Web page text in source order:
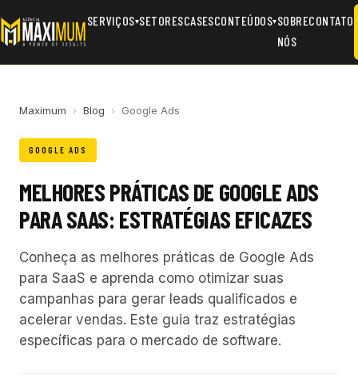
SERVIÇOS▾SETORESCASESCONTEÚDOS▾SOBRE
NÓS
CONTATO
Maximum › Blog › Google Ads
GOOGLE ADS
MELHORES PRÁTICAS DE GOOGLE ADS
PARA SAAS: ESTRATÉGIAS EFICAZES
Conheça as melhores práticas de Google Ads
para SaaS e aprenda como otimizar suas
campanhas para gerar leads qualificados e
acelerar vendas. Este guia traz estratégias
específicas para o mercado de software.